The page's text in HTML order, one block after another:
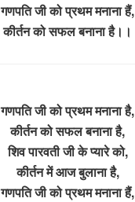
गणपति जी को प्रथम मनाना हैं,
कीर्तन को सफल बनाना है।।
गणपति जी को प्रथम मनाना है,
कीर्तन को सफल बनाना है,
शिव पारवती जी के प्यारे को,
कीर्तन में आज बुलाना है,
गणपति जी को प्रथम मनाना हैं,